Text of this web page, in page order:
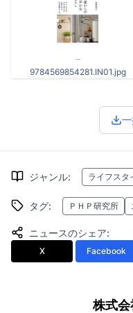
9784569854281.IN01.jpg
ジャンル: ライフスタ
タグ: ＰＨＰ研究所
ニュースのシェア:
X Facebook
株式